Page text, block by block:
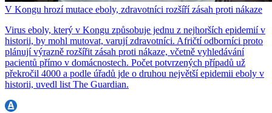
V Kongu hrozí mutace eboly, zdravotníci rozšíří zásah proti nákaze
Virus eboly, který v Kongu způsobuje jednu z nejhorších epidemií v
historii, by mohl mutovat, varují zdravotníci. Afričtí odborníci proto
plánují výrazně rozšířit zásah proti nákaze, včetně vyhledávání
pacientů přímo v domácnostech. Počet potvrzených případů už
překročil 4000 a podle úřadů jde o druhou největší epidemii eboly v
historii, uvedl list The Guardian.